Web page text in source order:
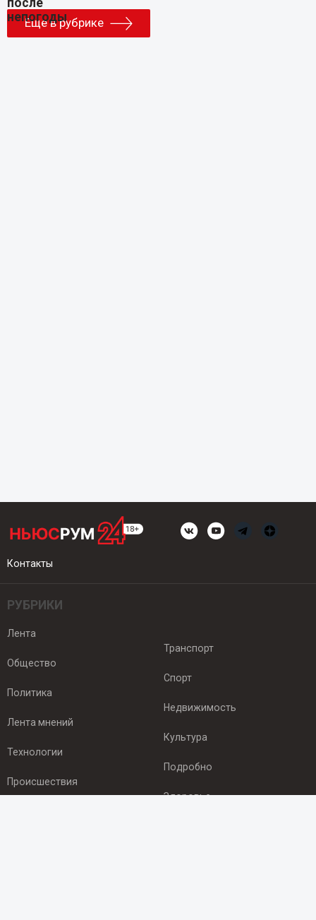
Еще в рубрике
Контакты
РУБРИКИ
Лента
Общество
Политика
Лента мнений
Технологии
Происшествия
Транспорт
Спорт
Недвижимость
Культура
Подробно
Здоровье